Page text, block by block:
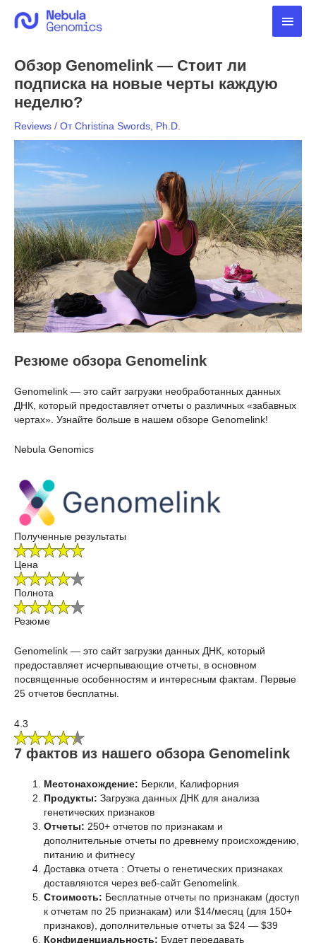
содержимому
Обзор Genomelink — Стоит ли
подписка на новые черты каждую
неделю?
Reviews / ОтChristina Swords, Ph.D.
Резюме обзора Genomelink
Genomelink — это сайт загрузки необработанных данных
ДНК, который предоставляет отчеты о различных «забавных
чертах». Узнайте больше в нашем обзоре Genomelink!
Nebula Genomics
Полученные результаты
Цена
Полнота
Резюме
Genomelink — это сайт загрузки данных ДНК, который
предоставляет исчерпывающие отчеты, в основном
посвященные особенностям и интересным фактам. Первые
25 отчетов бесплатны.
4.3
7 фактов из нашего обзора Genomelink
Местонахождение: Беркли, Калифорния
Продукты: Загрузка данных ДНК для анализа
генетических признаков
Отчеты: 250+ отчетов по признакам и
дополнительные отчеты по древнему происхождению,
питанию и фитнесу
Доставка отчета : Отчеты о генетических признаках
доставляются через веб-сайт Genomelink.
Стоимость: Бесплатные отчеты по признакам (доступ
к отчетам по 25 признакам) или $14/месяц (для 150+
признаков), дополнительные отчеты за $24 — $39
Конфиденциальность: Будет передавать